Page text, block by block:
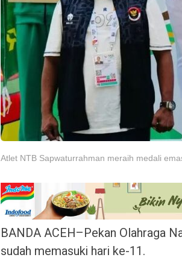
Atlet NTB Sapwaturrahman meraih medali
BANDA ACEH–Pekan Olahraga
sudah memasuki hari ke-11.